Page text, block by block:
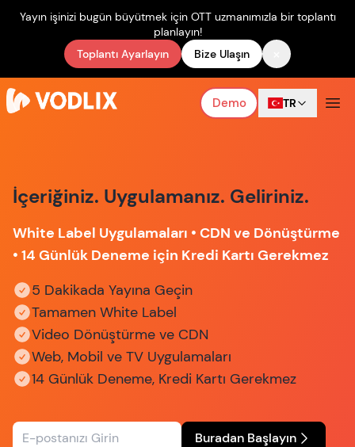
Yayın işinizi bugün büyütmek için OTT uzmanımızla bir toplantı
planlayın!
Toplantı Ayarlayın
Bize Ulaşın
Demo TR
İçeriğiniz. Uygulamanız. Geliriniz.
White Label Uygulamaları • CDN ve Dönüştürme
• 14 Günlük Deneme için Kredi Kartı Gerekmez
5 Dakikada Yayına Geçin
Tamamen White Label
Video Dönüştürme ve CDN
Web, Mobil ve TV Uygulamaları
14 Günlük Deneme, Kredi Kartı Gerekmez
Buradan Başlayın